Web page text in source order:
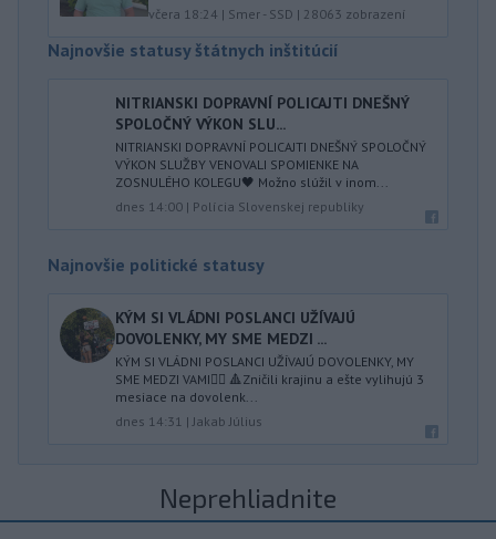
včera 18:24 | Smer - SSD | 28063 zobrazení
Najnovšie statusy štátnych inštitúcií
NITRIANSKI DOPRAVNÍ POLICAJTI DNEŠNÝ
SPOLOČNÝ VÝKON SLU...
NITRIANSKI DOPRAVNÍ POLICAJTI DNEŠNÝ SPOLOČNÝ
VÝKON SLUŽBY VENOVALI SPOMIENKE NA
ZOSNULÉHO KOLEGU🖤 Možno slúžil v inom...
dnes 14:00 | Polícia Slovenskej republiky
Najnovšie politické statusy
KÝM SI VLÁDNI POSLANCI UŽÍVAJÚ
DOVOLENKY, MY SME MEDZI ...
KÝM SI VLÁDNI POSLANCI UŽÍVAJÚ DOVOLENKY, MY
SME MEDZI VAMI👍🏻 🔺Zničili krajinu a ešte vylihujú 3
mesiace na dovolenk...
dnes 14:31 |Jakab Július
Neprehliadnite